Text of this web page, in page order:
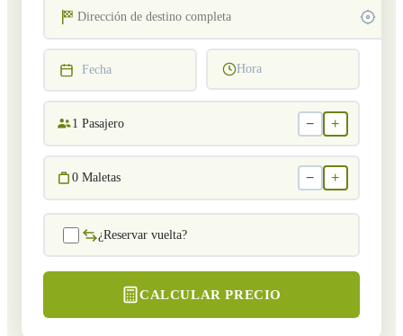
Fecha Hora
1 Pasajero − +
0 Maletas − +
¿Reservar vuelta?
CALCULAR PRECIO